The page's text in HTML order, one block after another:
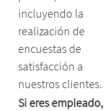
incluyendo la
realización de
encuestas de
satisfacción a
nuestros clientes.
Si eres empleado,